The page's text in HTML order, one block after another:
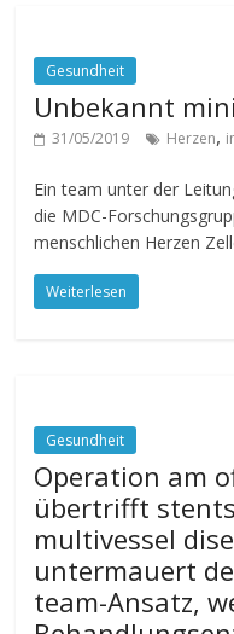
Gesundheit
Unbekannt
31/05/2019 Herzen,
Ein team unter der
die MDC-
menschlichen Herzen
Weiterlesen
Gesundheit
Operation am
übertrifft
multivessel
untermauert
team-Ansatz,